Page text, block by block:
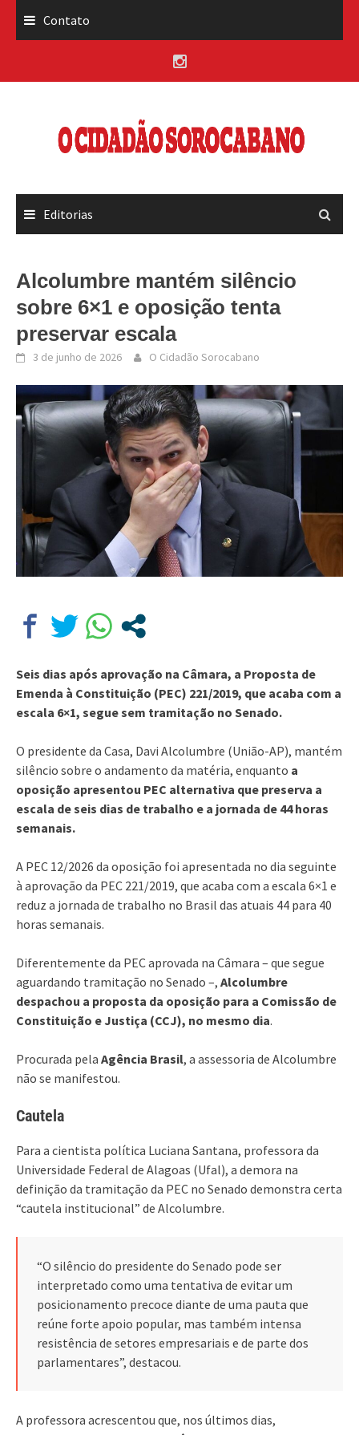
Contato
Editorias
Alcolumbre mantém silêncio
sobre 6×1 e oposição tenta
preservar escala
3 de junho de 2026 O Cidadão Sorocabano
Seis dias após aprovação na Câmara, a Proposta de
Emenda à Constituição (PEC) 221/2019, que acaba com a
escala 6×1, segue sem tramitação no Senado.
O presidente da Casa, Davi Alcolumbre (União-AP), mantém
silêncio sobre o andamento da matéria, enquanto a
oposição apresentou PEC alternativa que preserva a
escala de seis dias de trabalho e a jornada de 44 horas
semanais.
A PEC 12/2026 da oposição foi apresentada no dia seguinte
à aprovação da PEC 221/2019, que acaba com a escala 6×1 e
reduz a jornada de trabalho no Brasil das atuais 44 para 40
horas semanais.
Diferentemente da PEC aprovada na Câmara – que segue
aguardando tramitação no Senado –, Alcolumbre
despachou a proposta da oposição para a Comissão de
Constituição e Justiça (CCJ), no mesmo dia.
Procurada pela Agência Brasil, a assessoria de Alcolumbre
não se manifestou.
Cautela
Para a cientista política Luciana Santana, professora da
Universidade Federal de Alagoas (Ufal), a demora na
definição da tramitação da PEC no Senado demonstra certa
“cautela institucional” de Alcolumbre.
“O silêncio do presidente do Senado pode ser
interpretado como uma tentativa de evitar um
posicionamento precoce diante de uma pauta que
reúne forte apoio popular, mas também intensa
resistência de setores empresariais e de parte dos
parlamentares”, destacou.
A professora acrescentou que, nos últimos dias,